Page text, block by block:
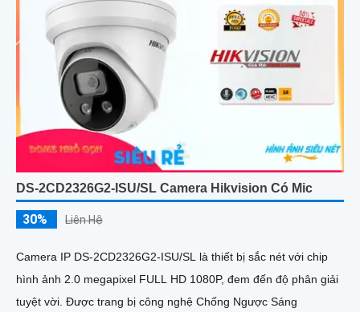
DS-2CD2326G2-ISU/SL Camera Hikvision Có Mic
30% Liên Hệ
Camera IP DS-2CD2326G2-ISU/SL là thiết bị sắc nét với chip
hình ảnh 2.0 megapixel FULL HD 1080P, đem đến độ phân giải
tuyệt vời. Được trang bị công nghệ Chống Ngược Sáng